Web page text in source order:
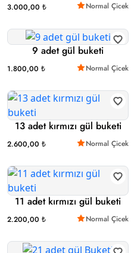
3.000,00 ₺ Normal Çicek
9 adet gül buketi
1.800,00 ₺ Normal Çicek
13 adet kırmızı gül buketi
2.600,00 ₺ Normal Çicek
11 adet kırmızı gül buketi
2.200,00 ₺ Normal Çicek